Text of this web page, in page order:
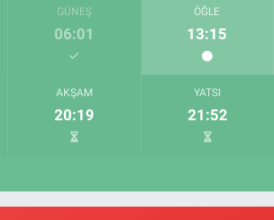
GÜNEŞ
06:01
ÖĞLE
13:15
AKŞAM
20:19
YATSI
21:52